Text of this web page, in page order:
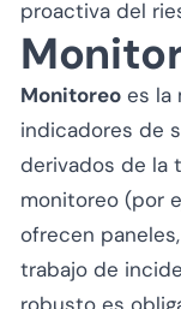
proactiva del
Monitoreo es la
indicadores de
derivados de la
monitoreo (por
ofrecen
trabajo de
robusto es